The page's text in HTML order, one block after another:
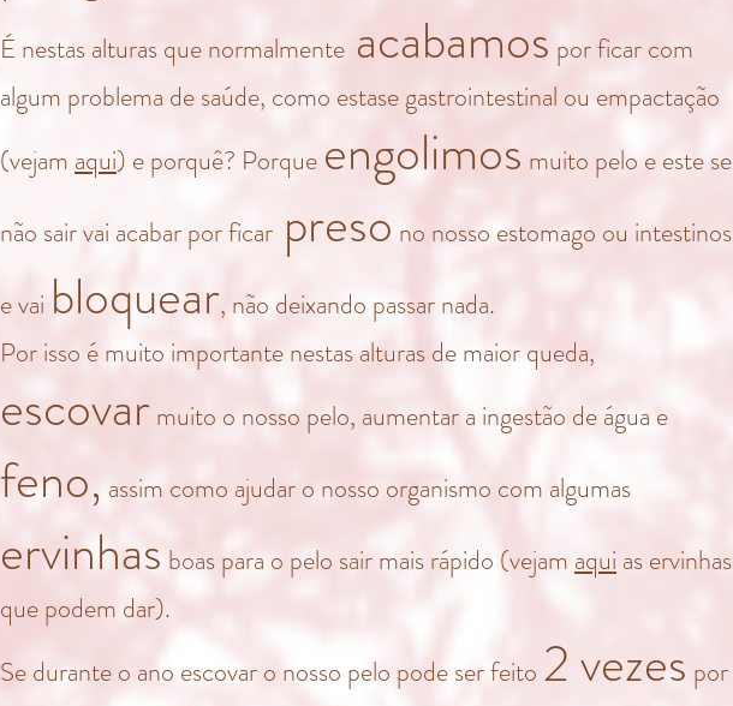
É nestas alturas que normalmente acabamos por ficar com
algum problema de saúde, como estase gastrointestinal ou empactação
(vejam aqui) e porquê? Porque engolimos muito pelo e este se
não sair vai acabar por ficar preso no nosso estomago ou intestinos
e vai bloquear, não deixando passar nada.
Por isso é muito importante nestas alturas de maior queda,
escovar muito o nosso pelo, aumentar a ingestão de água e
feno, assim como ajudar o nosso organismo com algumas
ervinhas boas para o pelo sair mais rápido (vejam aqui as ervinhas
que podem dar).
Se durante o ano escovar o nosso pelo pode ser feito 2 vezes por